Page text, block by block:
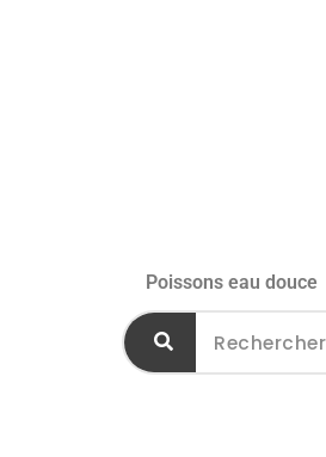
Poissons eau douce